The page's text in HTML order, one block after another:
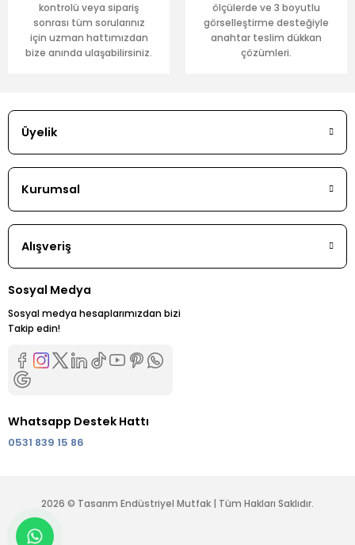
kontrolü veya sipariş
sonrası tüm sorularınız
için uzman hattımızdan
bize anında ulaşabilirsiniz.
ölçülerde ve 3 boyutlu
görselleştirme desteğiyle
anahtar teslim dükkan
çözümleri.
Üyelik
Kurumsal
Alışveriş
Sosyal Medya
Sosyal medya hesaplarımızdan bizi
Takip edin!
Whatsapp Destek Hattı
0531 839 15 86
2026 © Tasarım Endüstriyel Mutfak | Tüm Hakları Saklıdır.